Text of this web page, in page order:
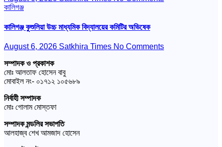
কালিগঞ্জ
কালিগঞ্জ কুশুলিয়া উচ্চ মাধ্যমিক বিদ্যালয়ের কমিটির অভিষেক
August 6, 2026 Satkhira Times No Comments
সম্পাদক ও প্রকাশক
মোঃ আলতাফ হোসেন বাবু
মোবাইল নং- ০১৭১২ ১০৫৬৮৯
নির্বাহী সম্পাদক
মোঃ গোলাম মোস্তফা
সম্পাদক মন্ডলির সভাপতি
আলহাজ্ব শেখ আমজাদ হোসেন